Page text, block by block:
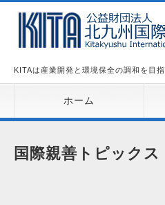
KITAは産業開発と環境保全の調和を目
ホーム
国際親善トピックス